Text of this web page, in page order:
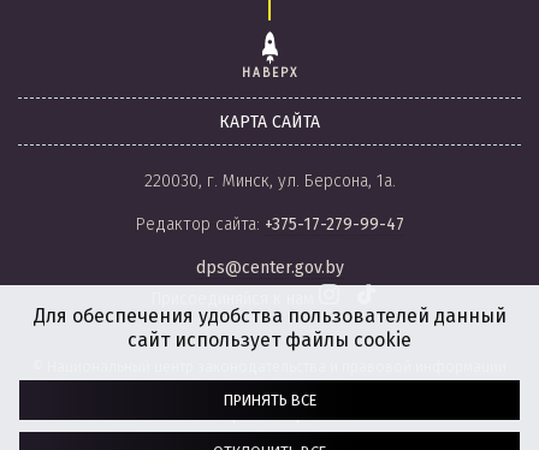
НАВЕРХ
КАРТА САЙТА
220030, г. Минск, ул. Берсона, 1а.
Редактор сайта: +375-17-279-99-47
dps@center.gov.by
Республики Беларусь, 2008-2026.
Для обеспечения удобства пользователей данный
сайт использует файлы cookie
ПРИНЯТЬ ВСЕ